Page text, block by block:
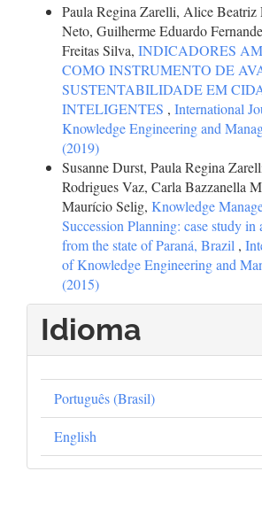
Paula Regina Zarelli, Alice Beatriz
Neto, Guilherme Eduardo
Freitas Silva, INDICADORES
COMO INSTRUMENTO DE
SUSTENTABILIDADE EM
INTELIGENTES , International
Knowledge Engineering and
(2019)
Susanne Durst, Paula Regina
Rodrigues Vaz, Carla Bazzanella
Maurício Selig, Knowledge
Succession Planning: case study
from the state of Paraná, Brazil ,
of Knowledge Engineering and
(2015)
Idioma
Português (Brasil)
English